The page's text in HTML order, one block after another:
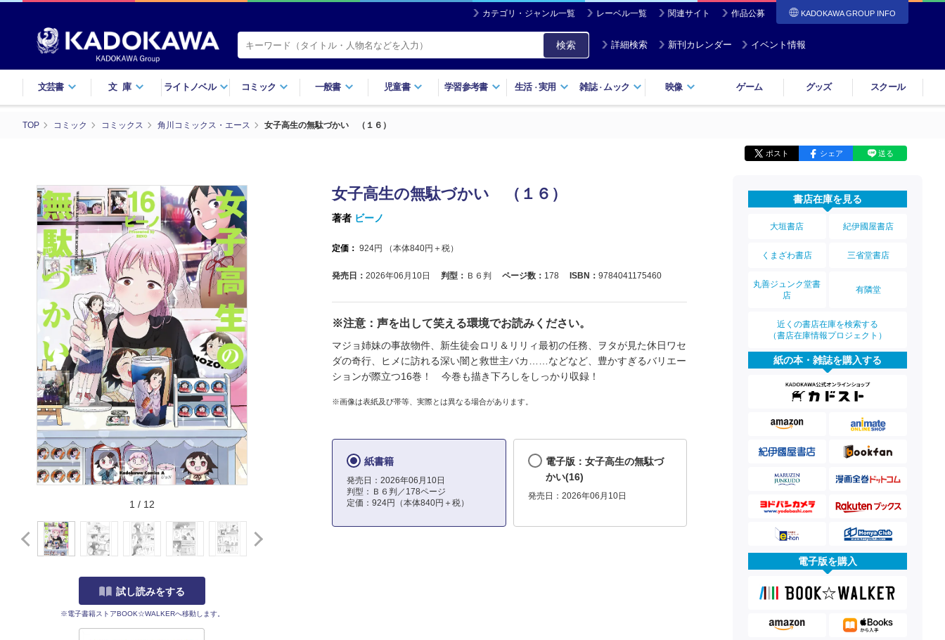
カテゴリ・ジャンル一覧 レーベル一覧 関連サイト 作品公募 KADOKAWA GROUP INFO
検索 詳細検索 新刊カレンダー イベント情報
文芸書 文庫 ライトノベル コミック 一般書 児童書 学習参考書 生活・実用 雑誌・ ムック 映像 ゲーム グッズ スクール
TOP コミック コミックス 角川コミックス・エース 女子高生の無駄づかい （１６）
ポスト シェア 送る
1 / 12
試し読みをする
※電子書籍ストアBOOK☆WALKERへ移動します。
女子高生の無駄づかい （１６）
著者 ビーノ
定価： 924円 （本体840円＋税）
発売日： 2026年06月10日 判型： Ｂ６判 ページ数： 178 ISBN： 9784041175460
※注意：声を出して笑える環境でお読みください。
マジョ姉妹の事故物件、新生徒会ロリ＆リリィ最初の任務、ヲタが見た休日ワセ
ダの奇行、ヒメに訪れる深い闇と救世主バカ……などなど、豊かすぎるバリエー
ションが際立つ16巻！ 今巻も描き下ろしをしっかり収録！
※画像は表紙及び帯等、実際とは異なる場合があります。
紙書籍
発売日：2026年06月10日
判型：Ｂ６判／178ページ
定価：924円（本体840円＋税）
電子版：女子高生の無駄づ
かい(16)
発売日：2026年06月10日
書店在庫を見る
大垣書店 紀伊國屋書店
くまざわ書店 三省堂書店
丸善ジュンク堂書
店
有隣堂
近くの書店在庫を検索する
（書店在庫情報プロジェクト）
紙の本・雑誌を購入する
電子版を購入